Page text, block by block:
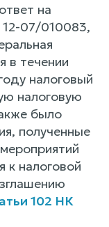
на
07/010083,
в течении
налоговый
налоговую
было
полученные
к налоговой
102 НК